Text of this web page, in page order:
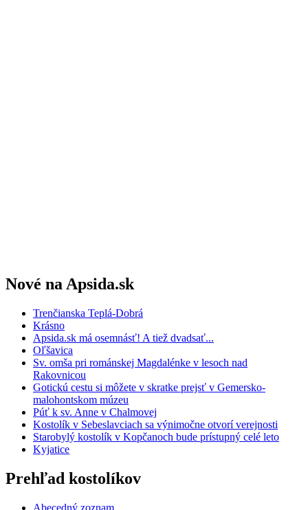
Nové na Apsida.sk
Trenčianska Teplá-Dobrá
Krásno
Apsida.sk má osemnásť! A tiež dvadsať...
Oľšavica
Sv. omša pri románskej Magdalénke v lesoch nad
Rakovnicou
Gotickú cestu si môžete v skratke prejsť v Gemersko-
malohontskom múzeu
Púť k sv. Anne v Chalmovej
Kostolík v Sebeslavciach sa výnimočne otvorí verejnosti
Starobylý kostolík v Kopčanoch bude prístupný celé leto
Kyjatice
Prehľad kostolíkov
Abecedný zoznam